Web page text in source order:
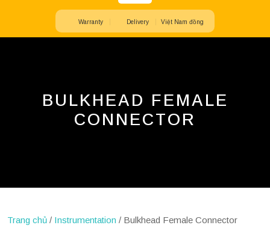
Open
Button
Warranty Delivery Việt Nam đồng
BULKHEAD FEMALE
CONNECTOR
Trang chủ / Instrumentation / Bulkhead Female Connector